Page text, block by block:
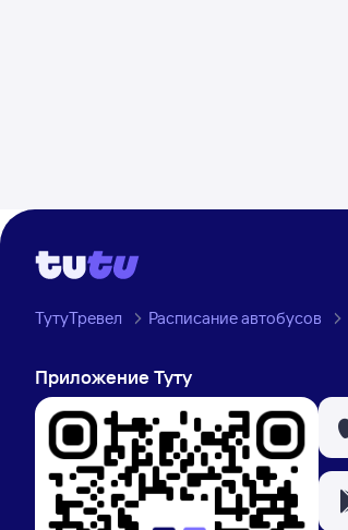
ТутуТревел Расписание автобусов
Приложение Туту